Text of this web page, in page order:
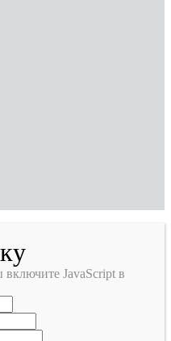
JavaScript в